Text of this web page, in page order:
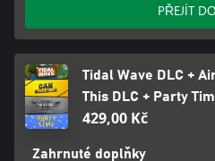
PŘEJÍT
Tidal Wave DLC +
This DLC + Party
429,00 Kč
Zahrnuté doplňky